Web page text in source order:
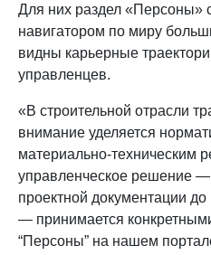
Для них раздел «Персоны»
навигатором по миру
видны карьерные
управленцев.
«В строительной отрасли
внимание уделяется
материально-техническим
управленческое решение —
проектной документации
— принимается
“Персоны” на нашем